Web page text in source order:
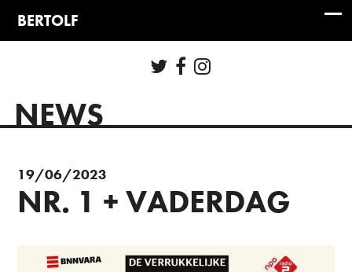
NEWS
19/06/2023
NR. 1 + VADERDAG